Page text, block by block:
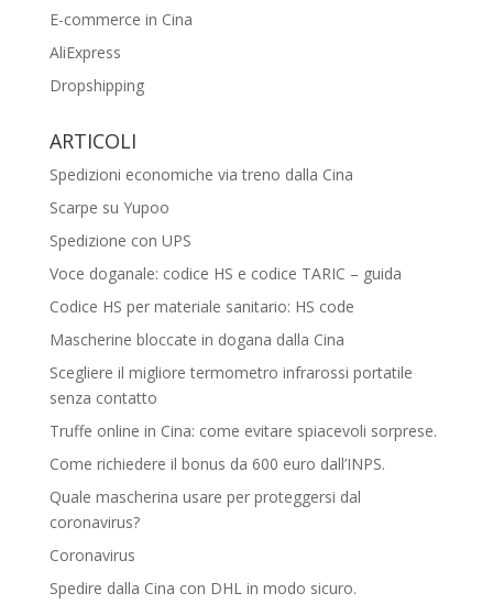
E-commerce in Cina
AliExpress
Dropshipping
ARTICOLI
Spedizioni economiche via treno dalla Cina
Scarpe su Yupoo
Spedizione con UPS
Voce doganale: codice HS e codice TARIC – guida
Codice HS per materiale sanitario: HS code
Mascherine bloccate in dogana dalla Cina
Scegliere il migliore termometro infrarossi portatile
senza contatto
Truffe online in Cina: come evitare spiacevoli sorprese.
Come richiedere il bonus da 600 euro dall’INPS.
Quale mascherina usare per proteggersi dal
coronavirus?
Coronavirus
Spedire dalla Cina con DHL in modo sicuro.